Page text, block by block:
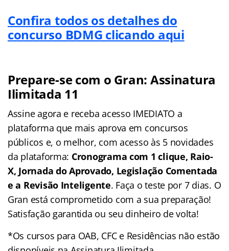
Confira todos os detalhes do
concurso BDMG clicando aqui
Prepare-se com o Gran: Assinatura
Ilimitada 11
Assine agora e receba acesso IMEDIATO a
plataforma que mais aprova em concursos
públicos e, o melhor, com acesso às 5 novidades
da plataforma: Cronograma com 1 clique, Raio-
X, Jornada do Aprovado, Legislação Comentada
e a Revisão Inteligente. Faça o teste por 7 dias. O
Gran está comprometido com a sua preparação!
Satisfação garantida ou seu dinheiro de volta!
*Os cursos para OAB, CFC e Residências não estão